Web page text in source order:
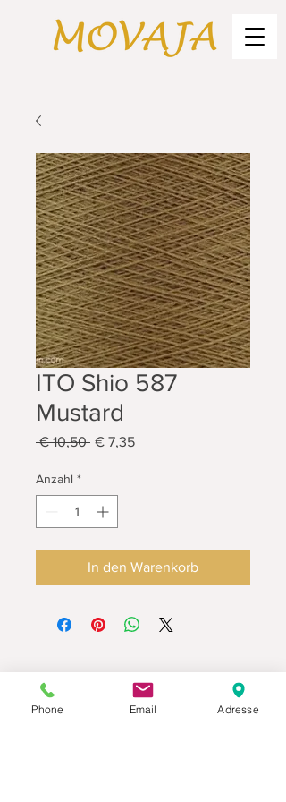
ITO Shio 587
Mustard
€ 10,50 Standardpreis
€ 7,35Sale-
Anzahl *
In den Warenkorb
Datenschutz
Phone Email Adresse